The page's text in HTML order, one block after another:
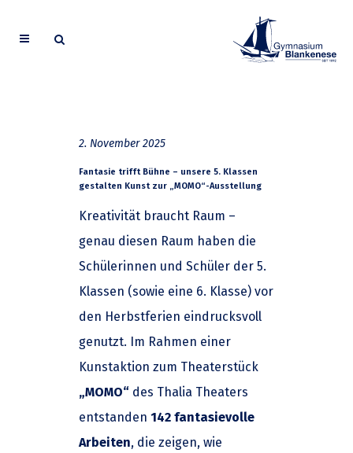
2. November 2025
Fantasie trifft Bühne – unsere 5. Klassen
gestalten Kunst zur „MOMO“-Ausstellung
Kreativität braucht Raum –
genau diesen Raum haben die
Schülerinnen und Schüler der 5.
Klassen (sowie eine 6. Klasse) vor
den Herbstferien eindrucksvoll
genutzt. Im Rahmen einer
Kunstaktion zum Theaterstück
„MOMO“ des Thalia Theaters
entstanden 142 fantasievolle
Arbeiten, die zeigen, wie